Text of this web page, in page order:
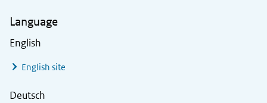
Language
English
English site
Deutsch